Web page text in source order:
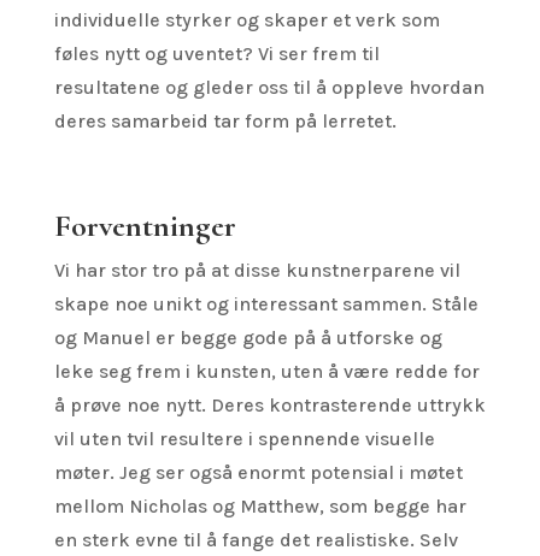
individuelle styrker og skaper et verk som
føles nytt og uventet? Vi ser frem til
resultatene og gleder oss til å oppleve hvordan
deres samarbeid tar form på lerretet.
Forventninger
Vi har stor tro på at disse kunstnerparene vil
skape noe unikt og interessant sammen. Ståle
og Manuel er begge gode på å utforske og
leke seg frem i kunsten, uten å være redde for
å prøve noe nytt. Deres kontrasterende uttrykk
vil uten tvil resultere i spennende visuelle
møter. Jeg ser også enormt potensial i møtet
mellom Nicholas og Matthew, som begge har
en sterk evne til å fange det realistiske. Selv